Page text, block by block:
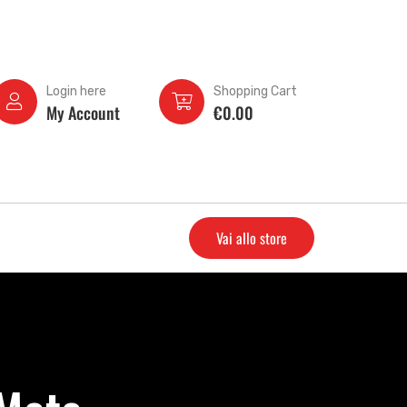
Login here
My Account
Shopping Cart
€0.00
Vai allo store